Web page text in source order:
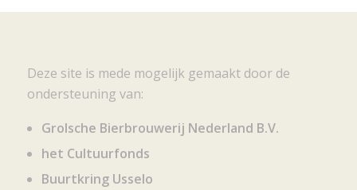
Deze site is mede mogelijk gemaakt door de
ondersteuning van:
Grolsche Bierbrouwerij Nederland B.V.
het Cultuurfonds
Buurtkring Usselo